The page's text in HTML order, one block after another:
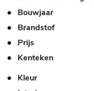
Bouwjaar
Brandstof
Prijs
Kenteken
Kleur